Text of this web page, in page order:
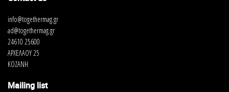
info@togethermag.gr
ad@togethermag.gr
24610 25600
ΑΡΧΕΛΑΟΥ 25
ΚΟΖΑΝΗ
Mailing list